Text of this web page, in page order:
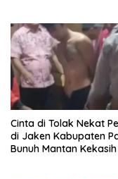
Cinta di Tolak Nekat
di Jaken Kabupaten
Bunuh Mantan Kekasih